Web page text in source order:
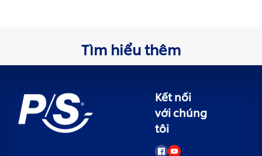
Tìm hiểu thêm
Kết nối
với chúng
tôi